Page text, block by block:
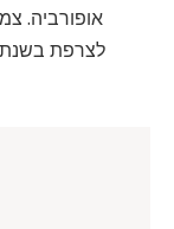
אופורביה.